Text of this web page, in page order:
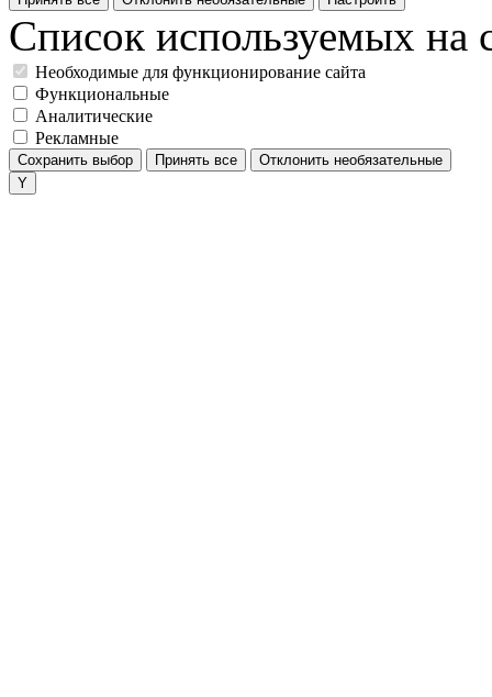
Список используемых на
Необходимые для функционирование сайта
Функциональные
Аналитические
Рекламные
Сохранить выбор Принять все Отклонить необязательные